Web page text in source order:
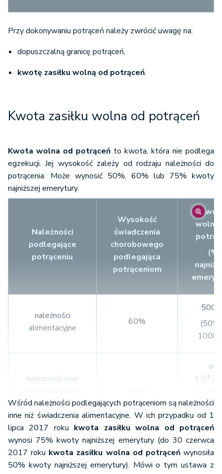
Przy dokonywaniu potrąceń należy zwrócić uwagę na:
dopuszczalną granicę potrąceń,
kwotę zasiłku wolną od potrąceń.
Kwota zasiłku wolna od potrąceń
Kwota wolna od potrąceń to kwota, która nie podlega
egzekucji. Jej wysokość zależy od rodzaju należności do
potrącenia. Może wynosić 50%, 60% lub 75% kwoty
najniższej emerytury.
Należności
podlegające
potrąceniu
Wysokość
świadczenia
chorobowego
podlegająca
potrąceniom
wolna
(%
należności
alimentacyjne
60%
500
(50%
1000
należności inne
alimentacyjne
od
(75%
1000
zasiłki i
świadczenia
wypłacone na
Wśród należności podlegających potrąceniom są należności
inne niż świadczenia alimentacyjne. W ich przypadku od 1
lipca 2017 roku kwota zasiłku wolna od potrąceń
wynosi 75% kwoty najniższej emerytury (do 30 czerwca
2017 roku kwota zasiłku wolna od potrąceńwynosiła
50% kwoty najniższej emerytury). Mówi o tym ustawa z